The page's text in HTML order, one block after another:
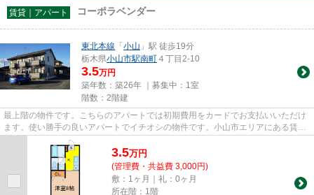
賃貸｜アパート コーポラベンダー
東北本線 「小山 」駅 徒歩19分
栃木県小山市駅南町 ４丁目2-10
3.5万円
築年数：築26年 ｜募集中： 1室
階数：2階建
最上階の物件です。こちらのアパートでは初期費用をカードでお支払いいただけ
ます。使い勝手の良いアパートでイチオシの物件です。小山市エリアにある賃貸
情報のことなら、地域に密着...
3.5万円
(管理費・共益費 3,000円)
敷：1ヶ月｜礼：0ヶ月
所在階：1階